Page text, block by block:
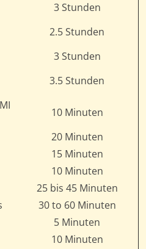
3 Stunden
2.5 Stunden
3 Stunden
3.5 Stunden
10 Minuten
20 Minuten
15 Minuten
10 Minuten
25 bis 45 Minuten
30 to 60 Minuten
5 Minuten
10 Minuten